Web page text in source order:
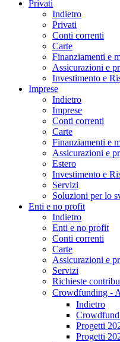
Privati
Indietro
Privati
Conti correnti
Carte
Finanziamenti e
Assicurazioni e
Investimento e
Imprese
Indietro
Imprese
Conti correnti
Carte
Finanziamenti e
Assicurazioni e
Estero
Investimento e
Servizi
Soluzioni per lo
Enti e no profit
Indietro
Enti e no profit
Conti correnti
Carte
Assicurazioni e
Servizi
Richieste
Crowdfunding -
Indietro
Progetti
Progetti